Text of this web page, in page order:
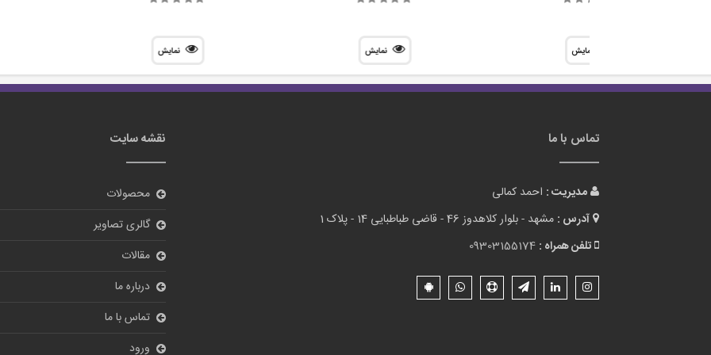
نمایش نمایش نمایش
تماس با ما
مدیریت : احمد کمالی
آدرس : مشهد - بلوار کلاهدوز 46 - قاضی طباطبایی 14 - پلاک 1
تلفن همراه : 09303155174
نقشه سایت
محصولات
گالری تصاویر
مقالات
درباره ما
تماس با ما
ورود